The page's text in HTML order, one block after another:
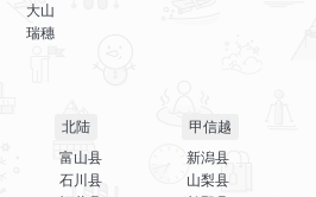
大山
瑞穗
北陆
富山县
石川县
甲信越
新潟县
山梨县